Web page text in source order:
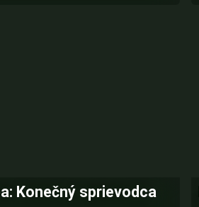
Konečný sprievodca